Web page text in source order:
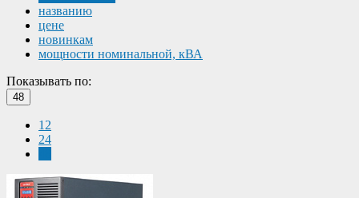
названию
цене
новинкам
мощности номинальной, кВА
Показывать по:
48
12
24